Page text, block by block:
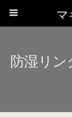
マ
防湿リ